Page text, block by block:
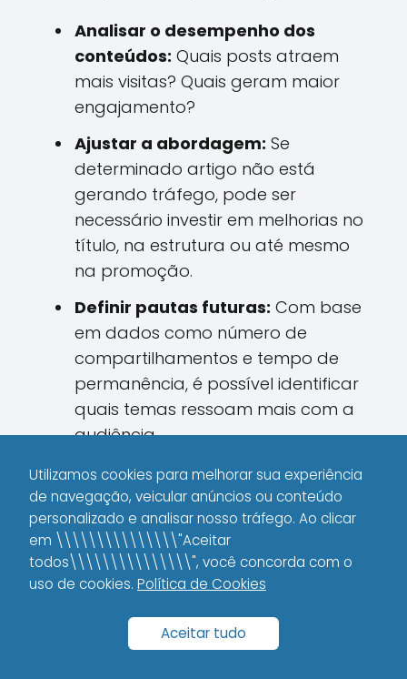
Analisar o desempenho dos
conteúdos: Quais posts atraem
mais visitas? Quais geram maior
engajamento?
Ajustar a abordagem: Se
determinado artigo não está
gerando tráfego, pode ser
necessário investir em melhorias no
título, na estrutura ou até mesmo
na promoção.
Definir pautas futuras: Com base
em dados como número de
compartilhamentos e tempo de
permanência, é possível identificar
quais temas ressoam mais com a
audiência.
Ao acompanhar métricas como
visualizações, duração da sessão, taxa
de cliques em links internos e no índice
de engajamento (como curtidas e
compartilhamentos), você pode ajustar
oferecer sempre o que o seu público
deseja. Essa prática resulta não só em
Utilizamos cookies para melhorar sua experiência
de navegação, veicular anúncios ou conteúdo
personalizado e analisar nosso tráfego. Ao clicar
em \\\\\\\\\\\\\\\"Aceitar
todos\\\\\\\\\\\\\\\", você concorda com o
uso de cookies. Política de Cookies
Aceitar tudo